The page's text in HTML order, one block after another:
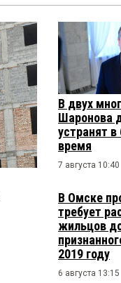
В двух
Шаронова
устранят
время
7 августа 10:40
В Омске
требует
жильцов
2019 году
6 августа 13:15